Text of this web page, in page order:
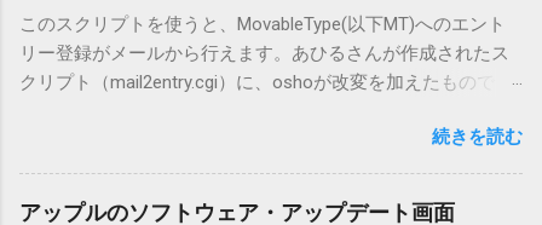
このスクリプトを使うと、MovableType(以下MT)へのエント
リー登録がメールから行えます。あひるさんが作成されたス
クリプト（mail2entry.cgi）に、oshoが改変を加えたもので
ーも出来ます。 バージョン0.5.3以降の動作確認はMT3.11で行
っています。0.5.2まではMT2.661で確認していました。0.5.3以
降もたぶん動くと思います。 現在のバージョンは0.5.3です。
続きを読む
アップルのソフトウェア・アップデート画面